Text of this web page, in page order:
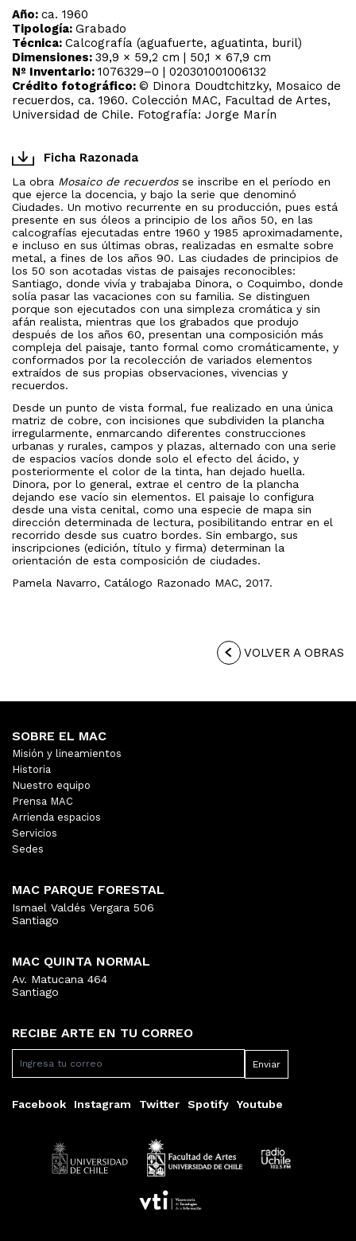
Año: ca. 1960
Tipología: Grabado
Técnica: Calcografía (aguafuerte, aguatinta, buril)
Dimensiones: 39,9 × 59,2 cm | 50,1 × 67,9 cm
Nº Inventario: 1076329–0 | 020301001006132
Crédito fotográfico: © Dinora Doudtchitzky, Mosaico de
recuerdos, ca. 1960. Colección MAC, Facultad de Artes,
Universidad de Chile. Fotografía: Jorge Marín
Ficha Razonada
La obra Mosaico de recuerdosse inscribe en el período en
que ejerce la docencia, y bajo la serie que denominó
Ciudades. Un motivo recurrente en su producción, pues está
presente en sus óleos a principio de los años 50, en las
calcografías ejecutadas entre 1960 y 1985 aproximadamente,
e incluso en sus últimas obras, realizadas en esmalte sobre
metal, a fines de los años 90. Las ciudades de principios de
los 50 son acotadas vistas de paisajes reconocibles:
Santiago, donde vivía y trabajaba Dinora, o Coquimbo, donde
solía pasar las vacaciones con su familia. Se distinguen
porque son ejecutados con una simpleza cromática y sin
afán realista, mientras que los grabados que produjo
después de los años 60, presentan una composición más
compleja del paisaje, tanto formal como cromáticamente, y
conformados por la recolección de variados elementos
extraídos de sus propias observaciones, vivencias y
recuerdos.
Desde un punto de vista formal, fue realizado en una única
matriz de cobre, con incisiones que subdividen la plancha
irregularmente, enmarcando diferentes construcciones
urbanas y rurales, campos y plazas, alternado con una serie
de espacios vacíos donde solo el efecto del ácido, y
posteriormente el color de la tinta, han dejado huella.
Dinora, por lo general, extrae el centro de la plancha
dejando ese vacío sin elementos. El paisaje lo configura
desde una vista cenital, como una especie de mapa sin
dirección determinada de lectura, posibilitando entrar en el
recorrido desde sus cuatro bordes. Sin embargo, sus
inscripciones (edición, título y firma) determinan la
orientación de esta composición de ciudades.
Pamela Navarro, Catálogo Razonado MAC, 2017.
VOLVER A OBRAS
RECIBE ARTE EN TU CORREO
Facebook Instagram Twitter Spotify Youtube
SOBRE EL MAC
Misión y lineamientos
Historia
Nuestro equipo
Prensa MAC
Arrienda espacios
Servicios
Sedes
MAC PARQUE FORESTAL
Ismael Valdés Vergara 506
Santiago
MAC QUINTA NORMAL
Av. Matucana 464
Santiago